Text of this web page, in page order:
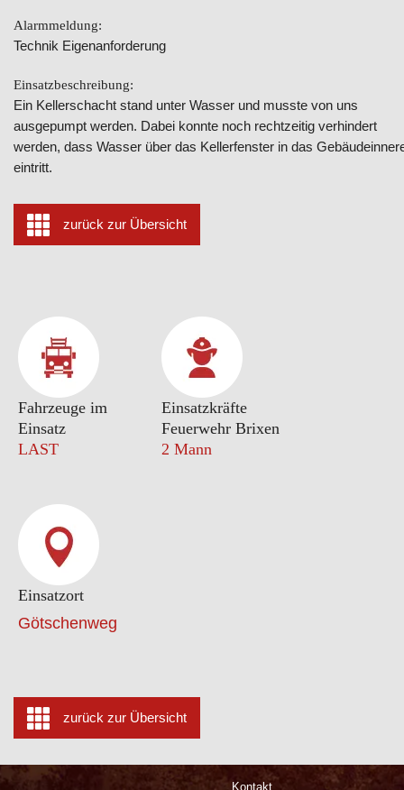
Alarmmeldung:
Technik Eigenanforderung
Einsatzbeschreibung:
Ein Kellerschacht stand unter Wasser und musste von uns
ausgepumpt werden. Dabei konnte noch rechtzeitig verhindert
werden, dass Wasser über das Kellerfenster in das
eintritt.
zurück zur Übersicht
Fahrzeuge im
Einsatz
LAST
Einsatzkräfte
Feuerwehr Brixen
2 Mann
Einsatzort
Götschenweg
zurück zur Übersicht
Kontakt